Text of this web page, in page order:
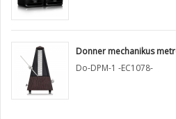
Donner mechanikus
Do-DPM-1 -EC1078-